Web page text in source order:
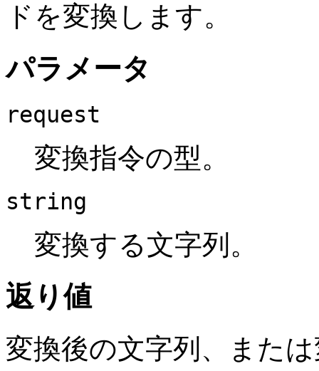
ドを変換します。
パラメータ
request
変換指令の型。
string
変換する文字列。
返り値
変換後の文字列、また